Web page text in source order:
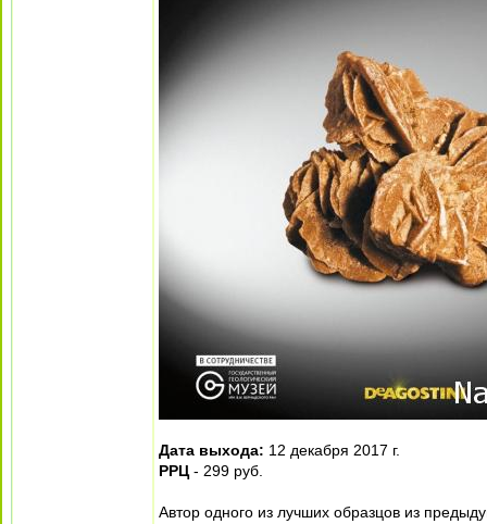
Дата выхода: 12 декабря 2017 г.
РРЦ - 299 руб.
Автор одного из лучших образцов из